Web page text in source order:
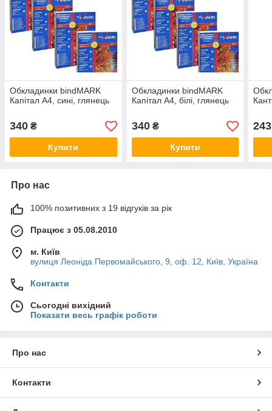
Обкладинки bindMARK
Капітал А4, сині, глянець
340 ₴
Купити
Обкладинки bindMARK
Капітал А4, білі, глянець
340₴
Купити
243
Про нас
100% позитивних з 19 відгуків за рік
Працює з 05.08.2010
м. Київ
вулиця Леоніда Первомайського, 9, оф. 12, Київ, Україна
Контакти
Сьогодні вихідний
Показати весь графік роботи
Про нас
Контакти